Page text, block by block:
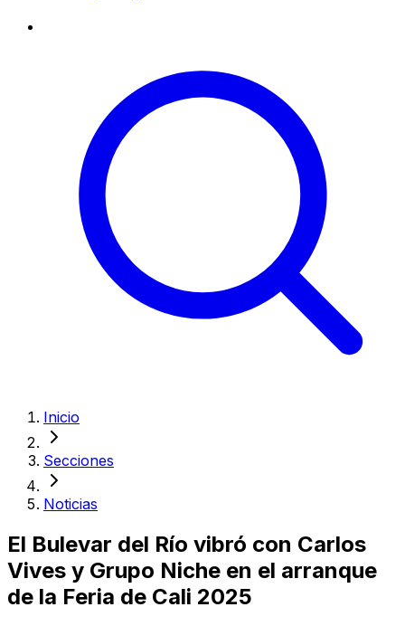
Inicio
Secciones
Noticias
El Bulevar del Río vibró con Carlos
Vives y Grupo Niche en el arranque
de la Feria de Cali 2025